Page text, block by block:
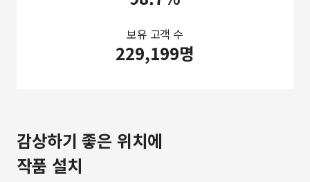
보유 고객 수
229,199명
감상하기 좋은 위치에
작품 설치